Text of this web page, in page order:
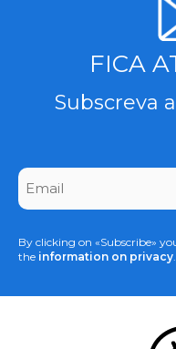
FICA
Subscreva
Email
By clicking on «Subscribe»
the information on privacy